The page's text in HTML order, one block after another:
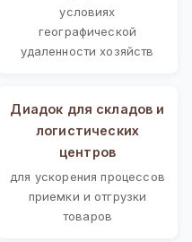
условиях
географической
удаленности хозяйств
Диадок для складов и
логистических
центров
для ускорения процессов
приемки и отгрузки
товаров